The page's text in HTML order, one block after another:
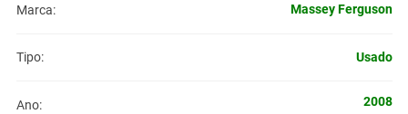
Marca: Massey Ferguson
Tipo: Usado
Ano: 2008